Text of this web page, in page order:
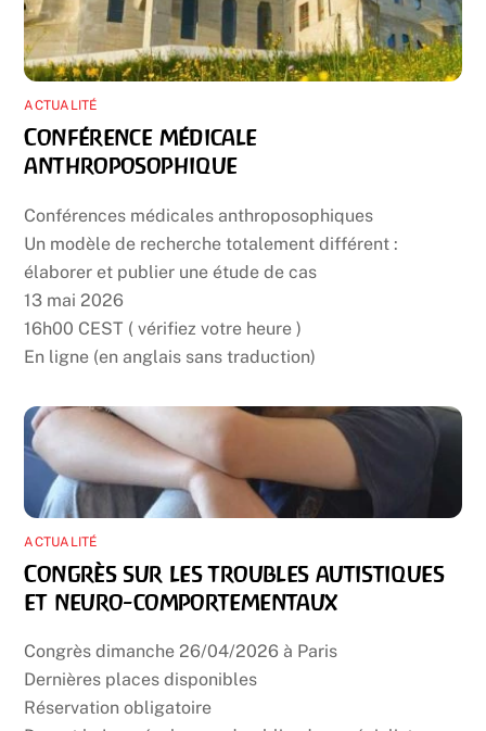
ACTUALITÉ
Conférence médicale
anthroposophique
Conférences médicales anthroposophiques
Un modèle de recherche totalement différent :
élaborer et publier une étude de cas
13 mai 2026
16h00 CEST ( vérifiez votre heure )
En ligne (en anglais sans traduction)
ACTUALITÉ
Congrès sur les troubles autistiques
et neuro-comportementaux
Congrès dimanche 26/04/2026 à Paris
Dernières places disponibles
Réservation obligatoire